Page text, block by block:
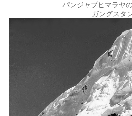
パンジャブヒマラヤ
ガングスタ